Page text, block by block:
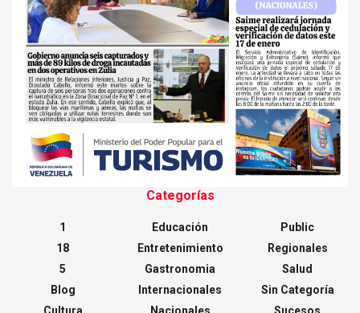
Categorías
1
18
5
Blog
Cultura
Educación
Entretenimiento
Gastronomia
Internacionales
Nacionales
Public
Regionales
Salud
Sin Categoría
Sucesos